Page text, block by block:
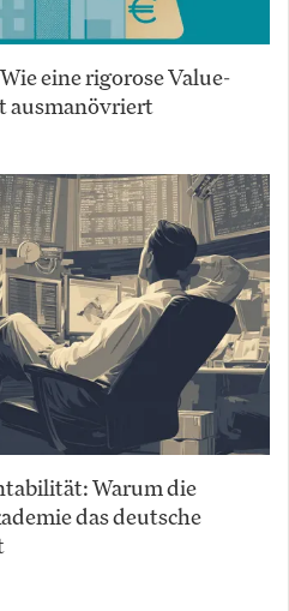
eine rigorose Value-
ausmanövriert
Warum die
das deutsche